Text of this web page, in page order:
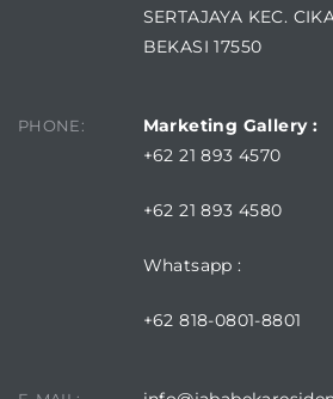
SERTAJAYA KEC.
BEKASI 17550
PHONE:
Marketing Gallery :
+62 21 893 4570
+62 21 893 4580
Whatsapp :
+62 818-0801-8801